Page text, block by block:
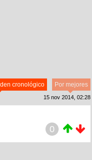
Por mejores
cronológico
15 nov 2014, 02:28
0